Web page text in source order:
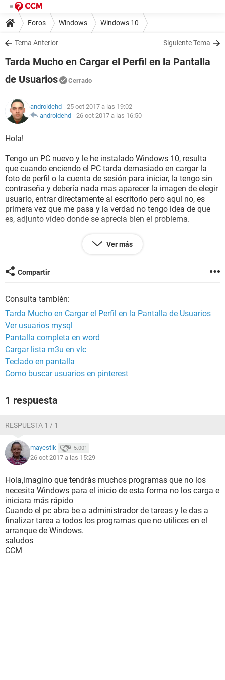
Foros Windows Windows 10
Tema Anterior Siguiente Tema
Tarda Mucho en Cargar el Perfil en la Pantalla
de Usuarios
Cerrado
androidehd - 25 oct 2017 a las 19:02
androidehd - 26 oct 2017 a las 16:50
Hola!
Tengo un PC nuevo y le he instalado Windows 10, resulta
que cuando enciendo el PC tarda demasiado en cargar la
foto de perfil o la cuenta de sesión para iniciar, la tengo sin
contraseña y debería nada mas aparecer la imagen de elegir
usuario, entrar directamente al escritorio pero aquí no, es
primera vez que me pasa y la verdad no tengo idea de que
es, adjunto vídeo donde se aprecia bien el problema.
Muchas gracias de antemano y espero que me puedan
VÍDEO EJEMPLO:
v=QfXTxFOX3gM&feature=youtu.be
Ver más
Compartir
Consulta también:
Tarda Mucho en Cargar el Perfil en la Pantalla de Usuarios
Ver usuarios mysql
Pantalla completa en word
Cargar lista m3u en vlc
Teclado en pantalla
Como buscar usuarios en pinterest
1 respuesta
RESPUESTA 1 / 1
mayestik 5.001
26 oct 2017 a las 15:29
Hola,imagino que tendrás muchos programas que no los
necesita Windows para el inicio de esta forma no los carga e
iniciara más rápido
Cuando el pc abra be a administrador de tareas y le das a
finalizar tarea a todos los programas que no utilices en el
arranque de Windows.
saludos
CCM